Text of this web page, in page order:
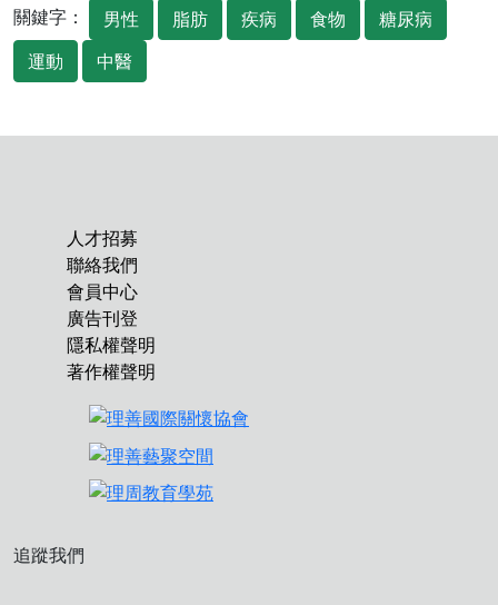
關鍵字： 男性 脂肪 疾病 食物
糖尿病
運動
中醫
人才招募
聯絡我們
會員中心
廣告刊登
隱私權聲明
著作權聲明
追蹤我們